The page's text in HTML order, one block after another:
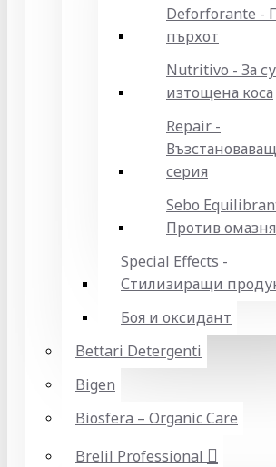
Deforforante -
пърхот
Nutritivo - За
изтощена коса
Repair -
серия
Sebo
Против
Special Effects -
Стилизиращи
Боя и оксидант
Bettari Detergenti
Bigen
Biosfera – Organic Care
Brelil Professional